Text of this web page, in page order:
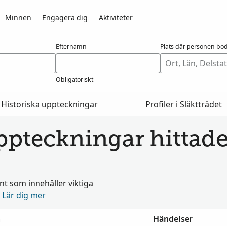
Minnen Engagera dig Aktiviteter
Efternamn
Obligatoriskt
Plats där personen
Historiska uppteckningar Profiler i Släktträdet
som innehåller viktiga
Lär dig mer
Händelser